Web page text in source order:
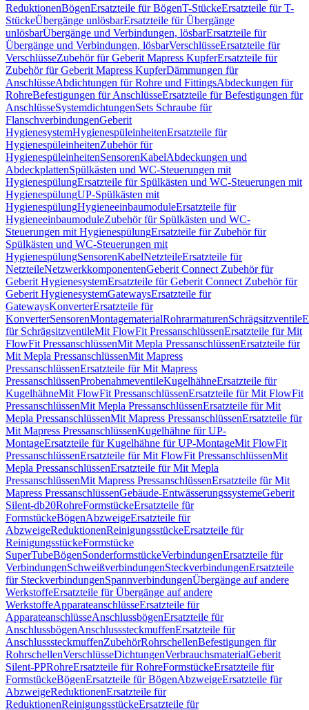
ReduktionenBögenErsatzteile für BögenT-StückeErsatzteile für T-
StückeÜbergänge unlösbarErsatzteile für Übergänge
unlösbarÜbergänge und Verbindungen, lösbarErsatzteile für
Übergänge und Verbindungen, lösbarVerschlüsseErsatzteile für
VerschlüsseZubehör für Geberit Mapress KupferErsatzteile für
Zubehör für Geberit Mapress KupferDämmungen für
AnschlüsseAbdichtungen für Rohre und FittingsAbdeckungen für
RohreBefestigungen für AnschlüsseErsatzteile für Befestigungen für
AnschlüsseSystemdichtungenSets Schraube für
FlanschverbindungenGeberit
HygienesystemHygienespüleinheitenErsatzteile für
HygienespüleinheitenZubehör für
HygienespüleinheitenSensorenKabelAbdeckungen und
AbdeckplattenSpülkästen und WC-Steuerungen mit
HygienespülungErsatzteile für Spülkästen und WC-Steuerungen mit
HygienespülungUP-Spülkästen mit
HygienespülungHygieneeinbaumoduleErsatzteile für
HygieneeinbaumoduleZubehör für Spülkästen und WC-
Steuerungen mit HygienespülungErsatzteile für Zubehör für
Spülkästen und WC-Steuerungen mit
HygienespülungSensorenKabelNetzteileErsatzteile für
NetzteileNetzwerkkomponentenGeberit Connect Zubehör für
Geberit HygienesystemErsatzteile für Geberit Connect Zubehör für
Geberit HygienesystemGatewaysErsatzteile für
GatewaysKonverterErsatzteile für
KonverterSensorenMontagematerialRohrarmaturenSchrägsitzventile
für SchrägsitzventileMit FlowFit PressanschlüssenErsatzteile für Mit
FlowFit PressanschlüssenMit Mepla PressanschlüssenErsatzteile für
Mit Mepla PressanschlüssenMit Mapress
PressanschlüssenErsatzteile für Mit Mapress
PressanschlüssenProbenahmeventileKugelhähneErsatzteile für
KugelhähneMit FlowFit PressanschlüssenErsatzteile für Mit FlowFit
PressanschlüssenMit Mepla PressanschlüssenErsatzteile für Mit
Mepla PressanschlüssenMit Mapress PressanschlüssenErsatzteile für
Mit Mapress PressanschlüssenKugelhähne für UP-
MontageErsatzteile für Kugelhähne für UP-MontageMit FlowFit
PressanschlüssenErsatzteile für Mit FlowFit PressanschlüssenMit
Mepla PressanschlüssenErsatzteile für Mit Mepla
PressanschlüssenMit Mapress PressanschlüssenErsatzteile für Mit
Mapress PressanschlüssenGebäude-EntwässerungssystemeGeberit
Silent-db20RohreFormstückeErsatzteile für
FormstückeBögenAbzweigeErsatzteile für
AbzweigeReduktionenReinigungsstückeErsatzteile für
ReinigungsstückeFormstücke
SuperTubeBögenSonderformstückeVerbindungenErsatzteile für
VerbindungenSchweißverbindungenSteckverbindungenErsatzteile
für SteckverbindungenSpannverbindungenÜbergänge auf andere
WerkstoffeErsatzteile für Übergänge auf andere
WerkstoffeApparateanschlüsseErsatzteile für
ApparateanschlüsseAnschlussbögenErsatzteile für
AnschlussbögenAnschlusssteckmuffenErsatzteile für
AnschlusssteckmuffenZubehörRohrschellenBefestigungen für
RohrschellenVerschlüsseDichtungenVerbrauchsmaterialGeberit
Silent-PPRohreErsatzteile für RohreFormstückeErsatzteile für
FormstückeBögenErsatzteile für BögenAbzweigeErsatzteile für
AbzweigeReduktionenErsatzteile für
ReduktionenReinigungsstückeErsatzteile für